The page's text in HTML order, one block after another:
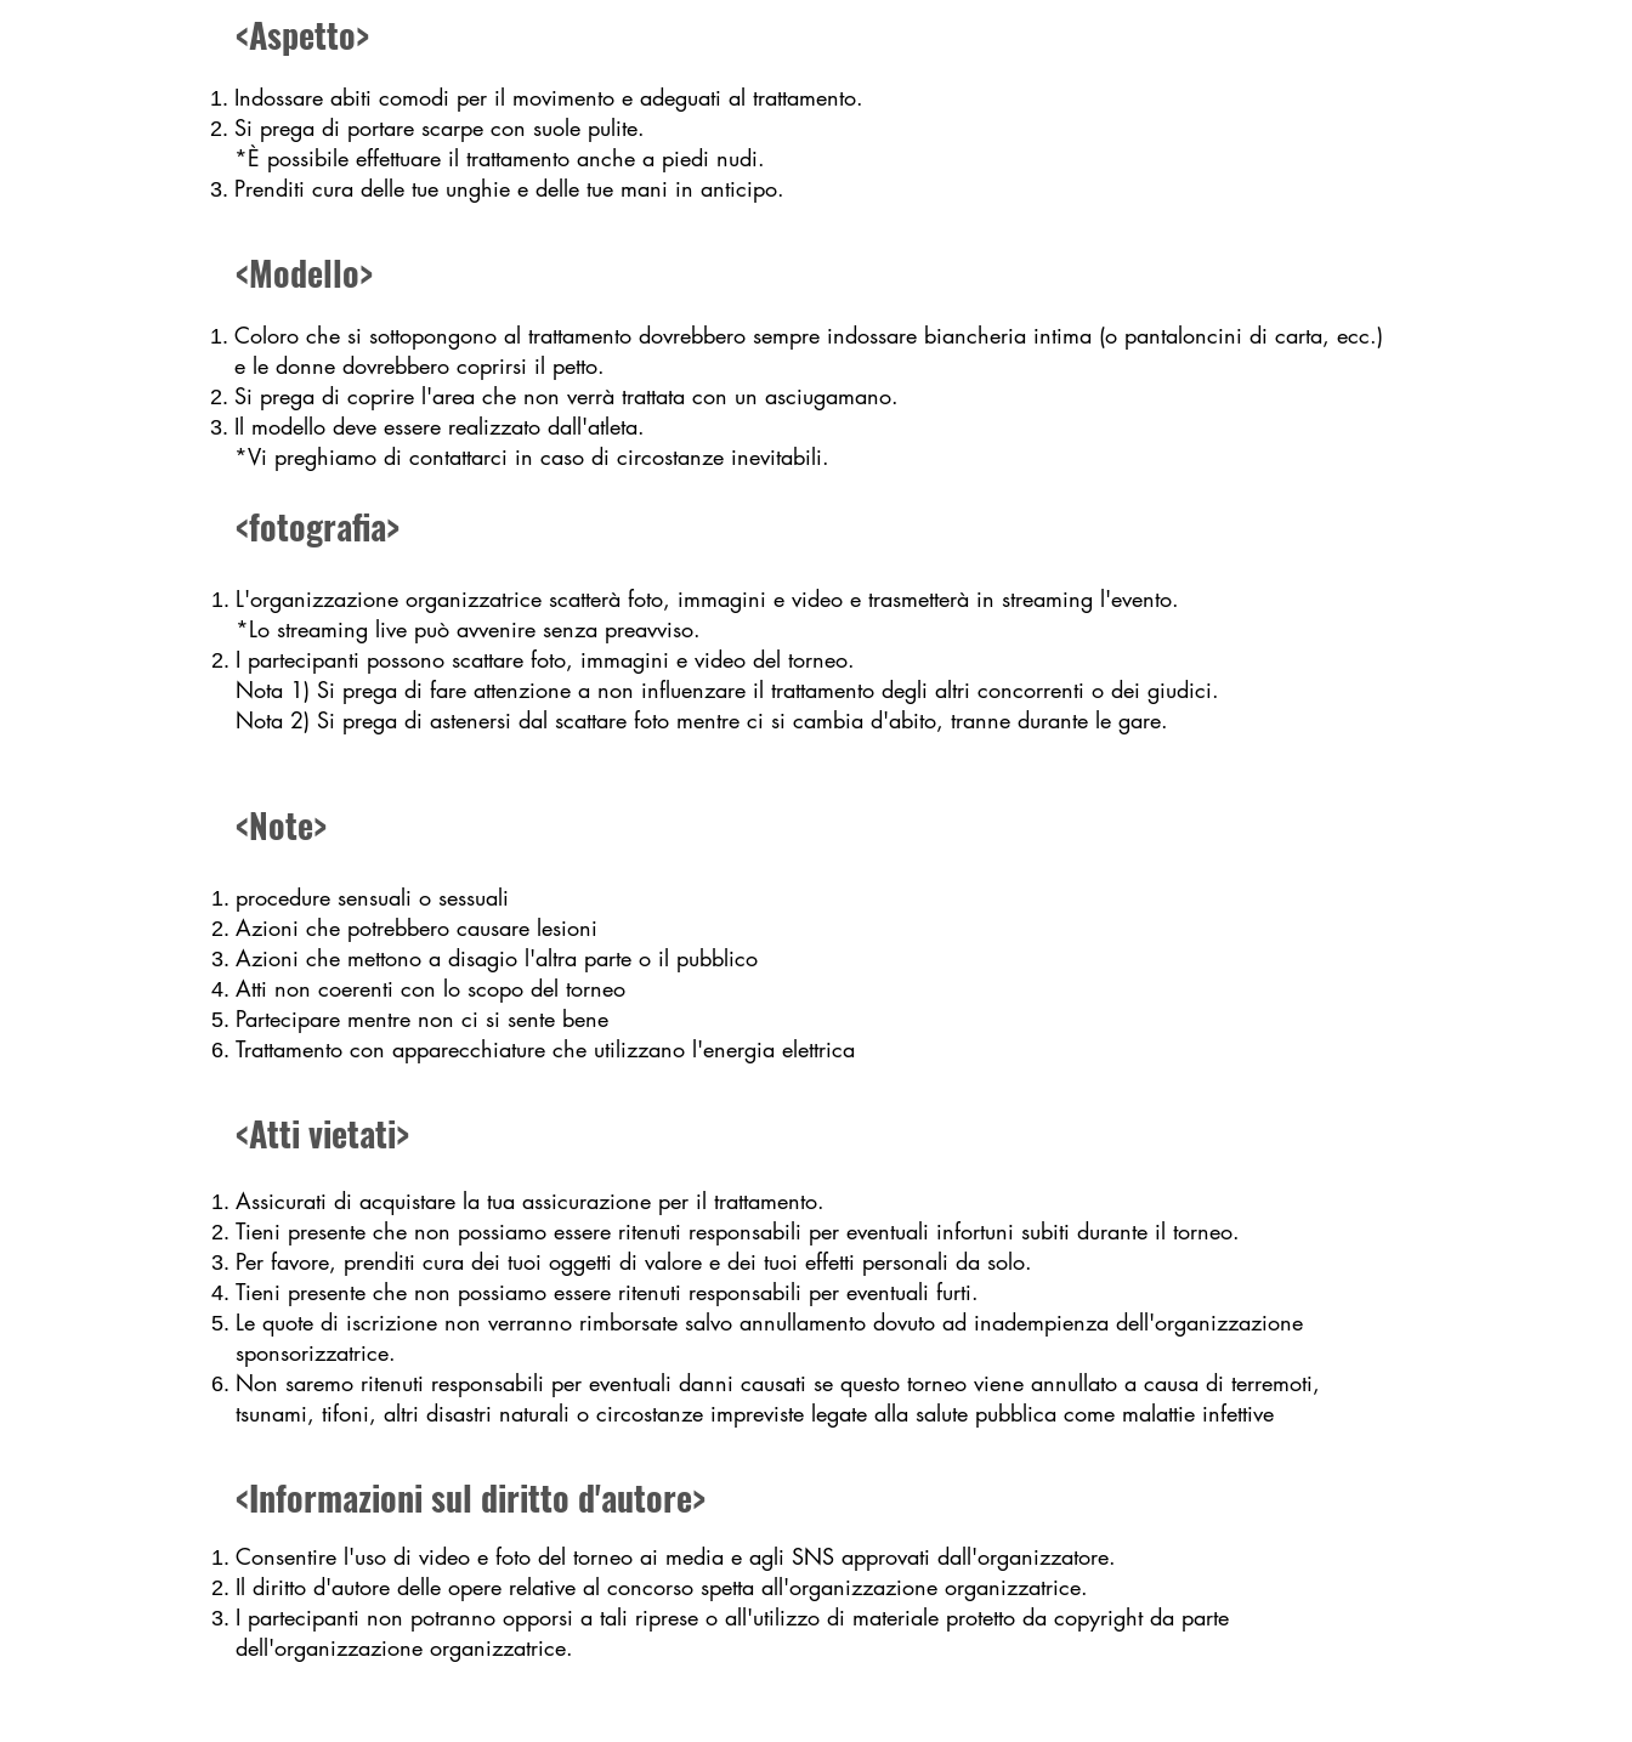
<Aspetto>
Indossare abiti comodi per il movimento e adeguati al trattamento.
Si prega di portare scarpe con suole pulite.
*È possibile effettuare il trattamento anche a piedi nudi.
Prenditi cura delle tue unghie e delle tue mani in anticipo.
<Modello>
Coloro che si sottopongono al trattamento dovrebbero sempre indossare biancheria intima (o pantaloncini di carta, ecc.)
e le donne dovrebbero coprirsi il petto.
Si prega di coprire l'area che non verrà trattata con un asciugamano.
Il modello deve essere realizzato dall'atleta.
*Vi preghiamo di contattarci in caso di circostanze inevitabili.
<fotografia>
L'organizzazione organizzatrice scatterà foto, immagini e video e trasmetterà in streaming l'evento.
*Lo streaming live può avvenire senza preavviso.
I partecipanti possono scattare foto, immagini e video del torneo.
Nota 1) Si prega di fare attenzione a non influenzare il trattamento degli altri concorrenti o dei giudici.
Nota 2) Si prega di astenersi dal scattare foto mentre ci si cambia d'abito, tranne durante le gare.
<Note>
procedure sensuali o sessuali
Azioni che potrebbero causare lesioni
Azioni che mettono a disagio l'altra parte o il pubblico
Atti non coerenti con lo scopo del torneo
Partecipare mentre non ci si sente bene
Trattamento con apparecchiature che utilizzano l'energia elettrica
<Atti vietati>
Assicurati di acquistare la tua assicurazione per il trattamento.
Tieni presente che non possiamo essere ritenuti responsabili per eventuali infortuni subiti durante il torneo.
Per favore, prenditi cura dei tuoi oggetti di valore e dei tuoi effetti personali da solo.
Tieni presente che non possiamo essere ritenuti responsabili per eventuali furti.
Le quote di iscrizione non verranno rimborsate salvo annullamento dovuto ad inadempienza dell'organizzazione
sponsorizzatrice.
Non saremo ritenuti responsabili per eventuali danni causati se questo torneo viene annullato a causa di terremoti,
tsunami, tifoni, altri disastri naturali o circostanze impreviste legate alla salute pubblica come malattie infettive
<Informazioni sul diritto d'autore>
Consentire l'uso di video e foto del torneo ai media e agli SNS approvati dall'organizzatore.
Il diritto d'autore delle opere relative al concorso spetta all'organizzazione organizzatrice.
I partecipanti non potranno opporsi a tali riprese o all'utilizzo di materiale protetto da copyright da parte
dell'organizzazione organizzatrice.